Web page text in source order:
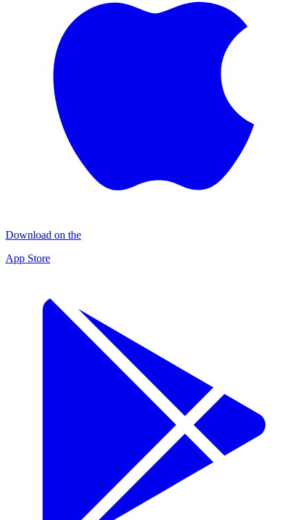
Download on the
App Store